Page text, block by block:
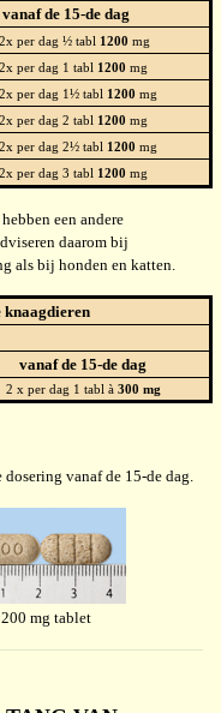
vanaf de 15-de dag
2x per dag ½ tabl 1200 mg
2x per dag 1 tabl 1200 mg
2x per dag 1½ tabl 1200 mg
2x per dag 2 tabl 1200 mg
2x per dag 2½ tabl 1200 mg
2x per dag 3 tabl 1200 mg
een andere
daarom bij
als bij honden en katten.
knaagdieren
vanaf de 15-de dag
2 x per dag 1 tabl à 300 mg
dosering vanaf de 15-de dag.
mg tablet